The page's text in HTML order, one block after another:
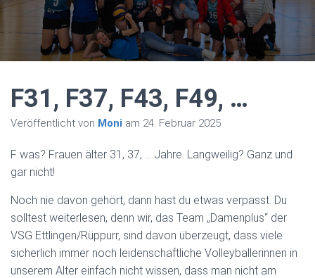
F31, F37, F43, F49, …
Veröffentlicht von Moni am 24. Februar 2025
F was? Frauen älter 31, 37, … Jahre. Langweilig? Ganz und
gar nicht!
Noch nie davon gehört, dann hast du etwas verpasst. Du
solltest weiterlesen, denn wir, das Team „Damenplus“ der
VSG Ettlingen/Rüppurr, sind davon überzeugt, dass viele
sicherlich immer noch leidenschaftliche Volleyballerinnen in
unserem Alter einfach nicht wissen, dass man nicht am